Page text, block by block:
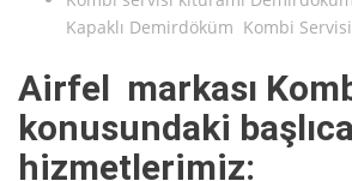
Kapaklı Demirdöküm Kombi Servisi
Airfel markası
konusundaki başlıca
hizmetlerimiz: